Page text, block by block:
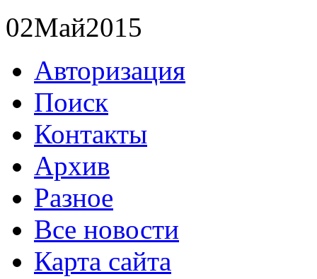
02Май2015
Авторизация
Поиск
Контакты
Архив
Разное
Все новости
Карта сайта